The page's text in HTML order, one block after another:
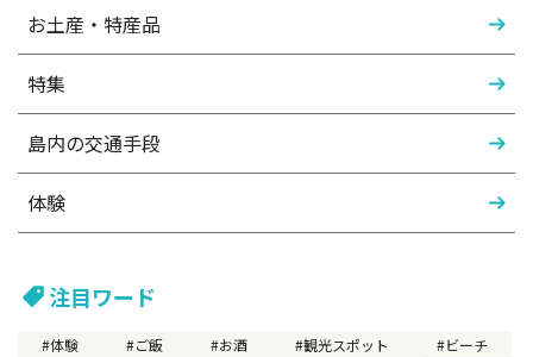
お土産・特産品
特集
島内の交通手段
体験
注目ワード
体験 ご飯 お酒 観光スポット
ビーチ